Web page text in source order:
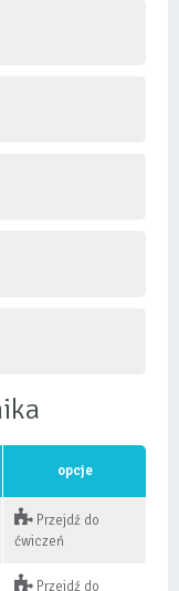
opcje
Przejdź do
ćwiczeń
Przejdź do